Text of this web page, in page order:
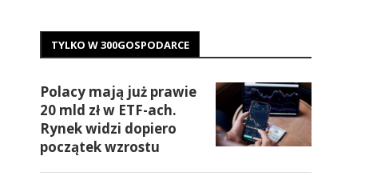
TYLKO W 300GOSPODARCE
Polacy mają już prawie
20 mld zł w ETF-ach.
Rynek widzi dopiero
początek wzrostu